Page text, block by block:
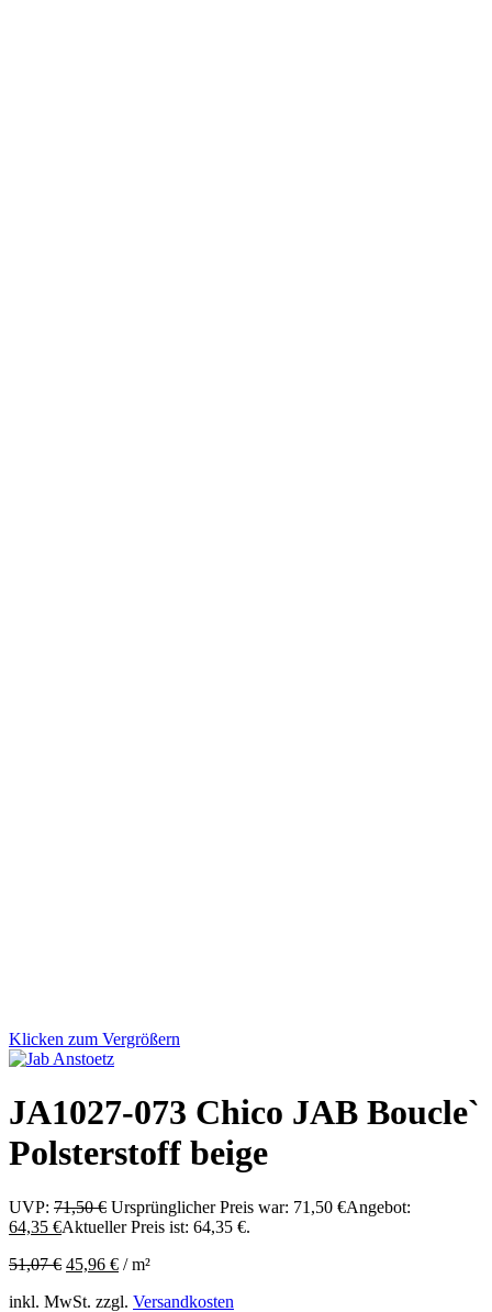
Klicken zum Vergrößern
JA1027-073 Chico JAB Boucle`
Polsterstoff beige
UVP: 71,50€ Ursprünglicher Preis war: 71,50 €Angebot:
64,35 €Aktueller Preis ist: 64,35 €.
51,07€ 45,96 € /m²
inkl. MwSt. zzgl. Versandkosten